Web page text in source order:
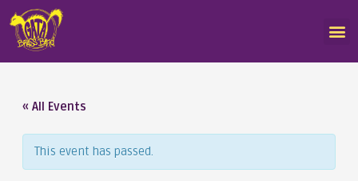
« All Events
This event has passed.